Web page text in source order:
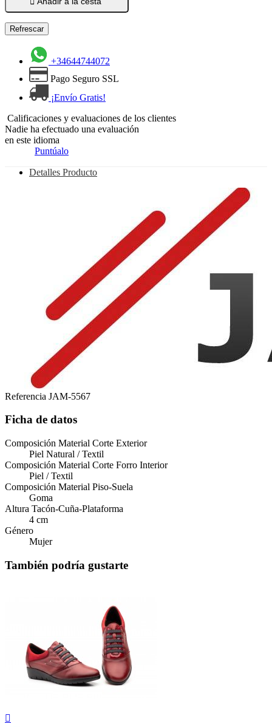
+34644744072
Pago Seguro SSL
¡Envío Gratis!
Calificaciones y evaluaciones de los clientes
Nadie ha efectuado una evaluación
en este idioma
Puntúalo
Detalles Producto
Referencia JAM-5567
Ficha de datos
Composición Material Corte Exterior
Piel Natural / Textil
Composición Material Corte Forro Interior
Piel / Textil
Composición Material Piso-Suela
Goma
Altura Tacón-Cuña-Plataforma
4 cm
Género
Mujer
También podría gustarte
